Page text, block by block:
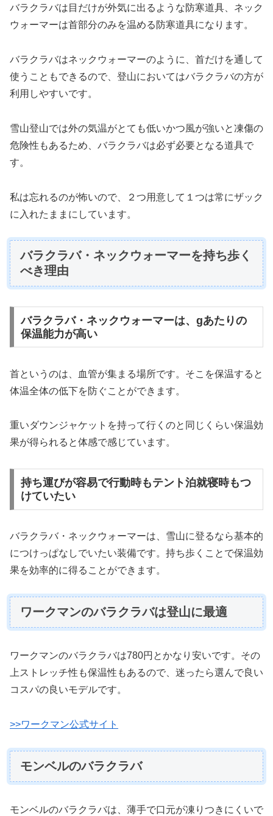
バラクラバは目だけが外気に出るような防寒道具、ネック
ウォーマーは首部分のみを温める防寒道具になります。
バラクラバはネックウォーマーのように、首だけを通して
使うこともできるので、登山においてはバラクラバの方が
利用しやすいです。
雪山登山では外の気温がとても低いかつ風が強いと凍傷の
危険性もあるため、バラクラバは必ず必要となる道具で
す。
私は忘れるのが怖いので、２つ用意して１つは常にザック
に入れたままにしています。
バラクラバ・ネックウォーマーを持ち歩く
べき理由
バラクラバ・ネックウォーマーは、gあたりの
保温能力が高い
首というのは、血管が集まる場所です。そこを保温すると
体温全体の低下を防ぐことができます。
重いダウンジャケットを持って行くのと同じくらい保温効
果が得られると体感で感じています。
持ち運びが容易で行動時もテント泊就寝時もつ
けていたい
バラクラバ・ネックウォーマーは、雪山に登るなら基本的
につけっぱなしでいたい装備です。持ち歩くことで保温効
果を効率的に得ることができます。
ワークマンのバラクラバは登山に最適
ワークマンのバラクラバは780円とかなり安いです。その
上ストレッチ性も保温性もあるので、迷ったら選んで良い
コスパの良いモデルです。
>>ワークマン公式サイト
モンベルのバラクラバ
モンベルのバラクラバは、薄手で口元が凍りつきにくいで